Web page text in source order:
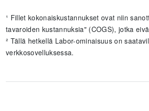
¹ Fillet kokonaiskustannukset ovat niin
tavaroiden kustannuksia" (COGS), jotka
² Tällä hetkellä Labor-ominaisuus on
verkkosovelluksessa.